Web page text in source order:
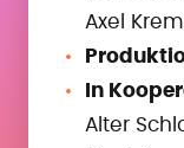
Axel
In
Alter